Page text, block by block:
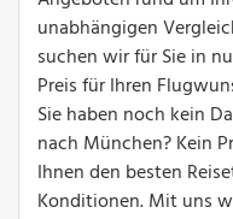
unabhängigen
suchen wir für Sie in
Preis für Ihren
Sie haben noch kein
nach München? Kein
Ihnen den besten
Konditionen. Mit uns